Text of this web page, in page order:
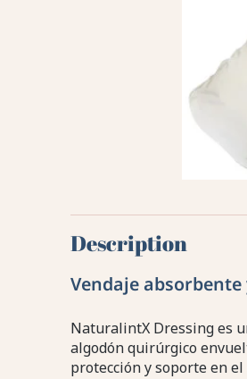
Description
Vendaje
NaturalintX Dressing es
algodón quirúrgico
protección y soporte en